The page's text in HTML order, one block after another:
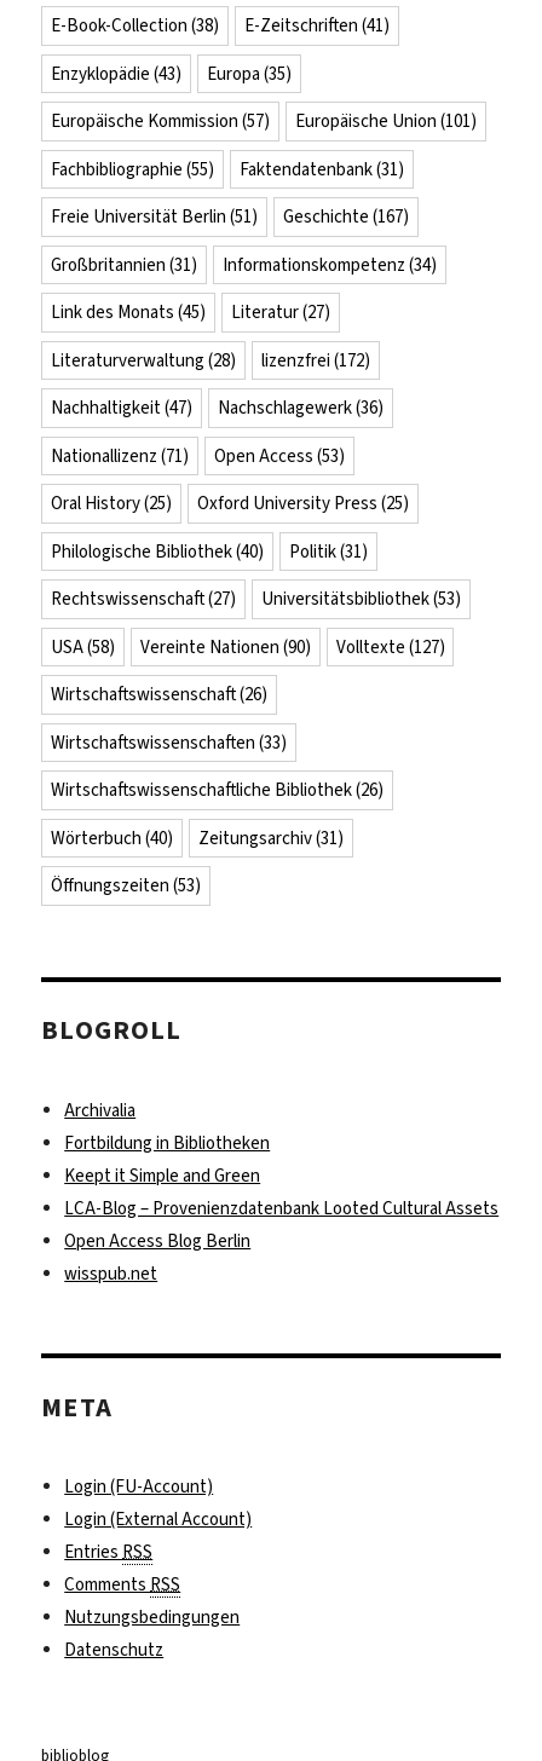
E-Book-Collection (38) E-Zeitschriften (41)
Enzyklopädie (43) Europa (35)
Europäische Kommission (57) Europäische Union (101)
Fachbibliographie (55) Faktendatenbank(31)
Freie Universität Berlin (51) Geschichte (167)
Großbritannien (31) Informationskompetenz (34)
Link des Monats (45) Literatur(27)
Literaturverwaltung (28) lizenzfrei (172)
Nachhaltigkeit(47) Nachschlagewerk(36)
Nationallizenz (71) Open Access (53)
Oral History(25) Oxford University Press (25)
Philologische Bibliothek(40) Politik(31)
Rechtswissenschaft(27) Universitätsbibliothek(53)
USA(58) Vereinte Nationen (90) Volltexte (127)
Wirtschaftswissenschaft(26)
Wirtschaftswissenschaften (33)
Wirtschaftswissenschaftliche Bibliothek(26)
Wörterbuch (40) Zeitungsarchiv(31)
Öffnungszeiten (53)
BLOGROLL
Archivalia
Fortbildung in Bibliotheken
Keept it Simple and Green
LCA-Blog – Provenienzdatenbank Looted Cultural Assets
Open Access Blog Berlin
wisspub.net
META
Login (FU-Account)
Login (External Account)
EntriesRSS
CommentsRSS
Nutzungsbedingungen
Datenschutz
biblioblog